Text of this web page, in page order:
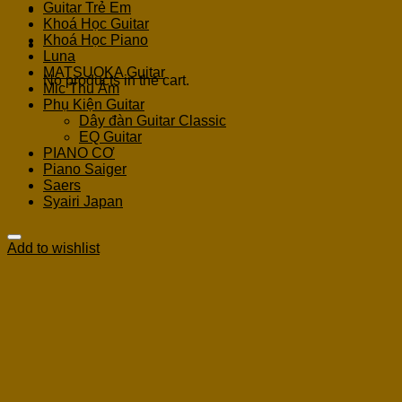
Cart
No products in the cart.
Guitar Trẻ Em
Khoá Học Guitar
Khoá Học Piano
Luna
MATSUOKA Guitar
Mic Thu Âm
Phụ Kiện Guitar
Dây đàn Guitar Classic
EQ Guitar
PIANO CƠ
Piano Saiger
Saers
Syairi Japan
Add to wishlist